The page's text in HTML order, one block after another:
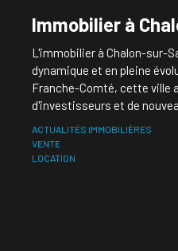
Immobilier à
L'immobilier à Chalon-sur-
dynamique et en pleine
Franche-Comté, cette ville
d'investisseurs et de
cadre de vie agréable, son
opportunités économiques.
recherche d'un bien à
ACTUALITÉS IMMOBILIÈRES
VENTE
LOCATION